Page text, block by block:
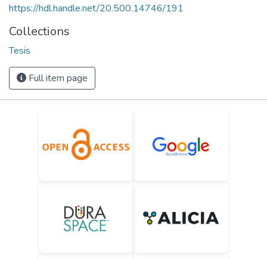
https://hdl.handle.net/20.500.14746/191
Collections
Tesis
Full item page